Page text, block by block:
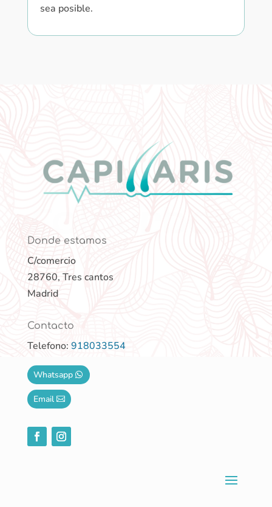
sea posible.
Donde estamos
C/comercio
28760, Tres cantos
Madrid
Contacto
Telefono: 918033554
Whatsapp
Email